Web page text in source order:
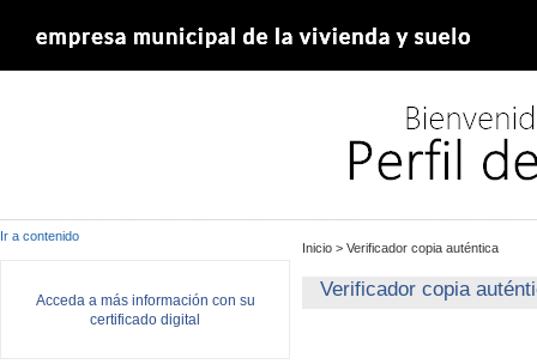
Ir a contenido
Acceda a más información con su
certificado digital
Inicio > Verificador copia auténtica
Verificador copia